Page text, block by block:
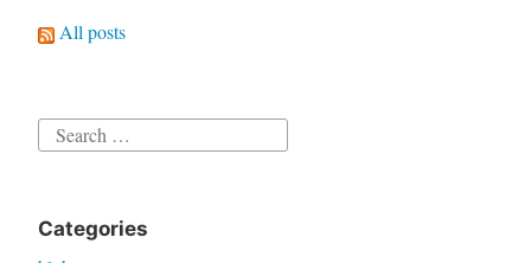
All posts
Search
Categories